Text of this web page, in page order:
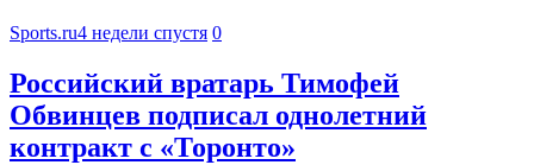
Sports.ru4 недели спустя 0
Российский вратарь Тимофей
Обвинцев подписал однолетний
контракт с «Торонто»